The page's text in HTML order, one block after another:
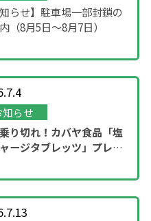
知らせ】駐車場一部封鎖の
（8月5日〜8月7日）
知らせ
り切れ！カバヤ食品「塩
ージタブレッツ」プレゼ